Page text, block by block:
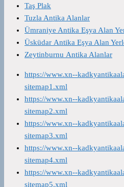
Taş Plak
Tuzla Antika Alanlar
Ümraniye Antika Eşya Alan
Üsküdar Antika Eşya Alan
Zeytinburnu Antika Alanlar
https://www.xn--
sitemap1.xml
https://www.xn--
sitemap2.xml
https://www.xn--
sitemap3.xml
https://www.xn--
sitemap4.xml
https://www.xn--
sitemap5.xml